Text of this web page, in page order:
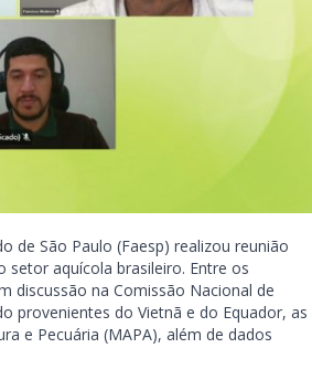
de São Paulo (Faesp) realizou reunião
aquícola brasileiro. Entre os
discussão na Comissão Nacional de
provenientes do Vietnã e do Equador, as
e Pecuária (MAPA), além de dados